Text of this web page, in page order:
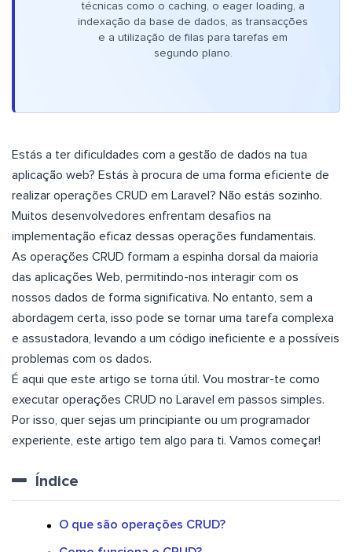
técnicas como o caching, o eager loading, a
indexação da base de dados, as transacções
e a utilização de filas para tarefas em
segundo plano.
Estás a ter dificuldades com a gestão de dados na tua
aplicação web? Estás à procura de uma forma eficiente de
realizar operações CRUD em Laravel? Não estás sozinho.
Muitos desenvolvedores enfrentam desafios na
implementação eficaz dessas operações fundamentais.
As operações CRUD formam a espinha dorsal da maioria
das aplicações Web, permitindo-nos interagir com os
nossos dados de forma significativa. No entanto, sem a
abordagem certa, isso pode se tornar uma tarefa complexa
e assustadora, levando a um código ineficiente e a possíveis
problemas com os dados.
É aqui que este artigo se torna útil. Vou mostrar-te como
executar operações CRUD no Laravel em passos simples.
Por isso, quer sejas um principiante ou um programador
experiente, este artigo tem algo para ti. Vamos começar!
Índice
O que são operações CRUD?